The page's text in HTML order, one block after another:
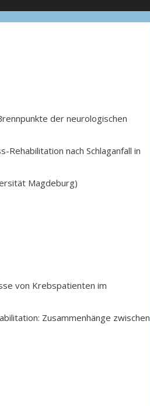
der neurologischen
nach Schlaganfall in
Magdeburg)
von Krebspatienten im
Zusammenhänge zwischen